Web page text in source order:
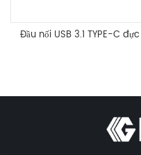
Đầu nối USB 3.1 TYPE-C đực